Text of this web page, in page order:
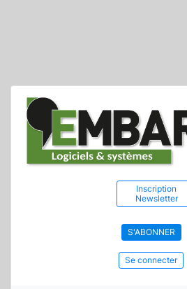
Inscription
Newsletter
S'ABONNER
Se connecter